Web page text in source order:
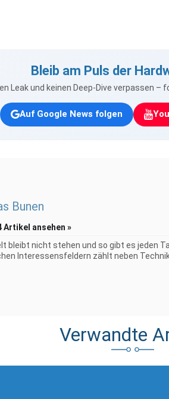
Bleib am Puls der
Leak und keinen Deep-Dive verpassen –
Auf Google News folgen
Bunen
Artikel ansehen »
bleibt nicht stehen und so gibt es jeden
Interessensfeldern zählt neben
Verwandte